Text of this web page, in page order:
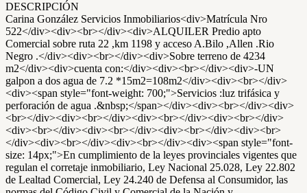
DESCRIPCIÓN
Carina González Servicios Inmobiliarios<div>Matrícula Nro
522</div><div><br></div><div>ALQUILER Predio apto
Comercial sobre ruta 22 ,km 1198 y acceso A.Bilo ,Allen .Rio
Negro .</div><div><br></div><div>Sobre terreno de 4234
m2</div><div>cuenta con:</div><div><br></div><div>-UN
galpon a dos agua de 7.2 *15m2=108m2</div><div><br></div>
<div><span style="font-weight: 700;">Servicios :luz trifásica y
perforación de agua .&nbsp;</span></div><div><br></div><div>
<br></div><div><br></div><div><br></div><div><br></div>
<div><br></div><div><br></div><div><br></div><div><br>
</div><div><br></div><div><br></div><div><span style="font-
size: 14px;">En cumplimiento de la leyes provinciales vigentes que
regulan el corretaje inmobiliario, Ley Nacional 25.028, Ley 22.802
de Lealtad Comercial, Ley 24.240 de Defensa al Consumidor, las